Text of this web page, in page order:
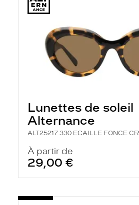
Lunettes de soleil
Alternance
ALT25217 330 ECAILLE FONCE CR
À partir de
29,00 €